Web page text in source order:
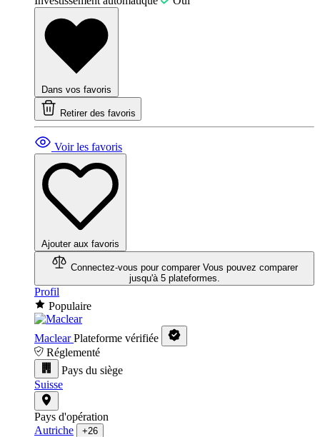
Dans vos favoris
Retirer des favoris
Voir les favoris
Ajouter aux favoris
Connectez-vous pour comparer Vous pouvez comparer
jusqu'à 5 plateformes.
Profil
Populaire
Maclear Plateforme vérifiée
Réglementé
Pays du siège
Suisse
Pays d'opération
Autriche
+26